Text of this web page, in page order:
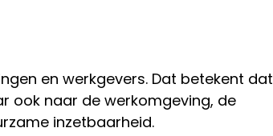
en werkgevers. Dat betekent dat
ook naar de werkomgeving, de
inzetbaarheid.